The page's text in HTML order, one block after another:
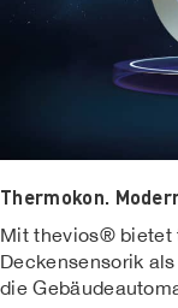
Thermokon.
Mit thevios® bietet
Deckensensorik
die